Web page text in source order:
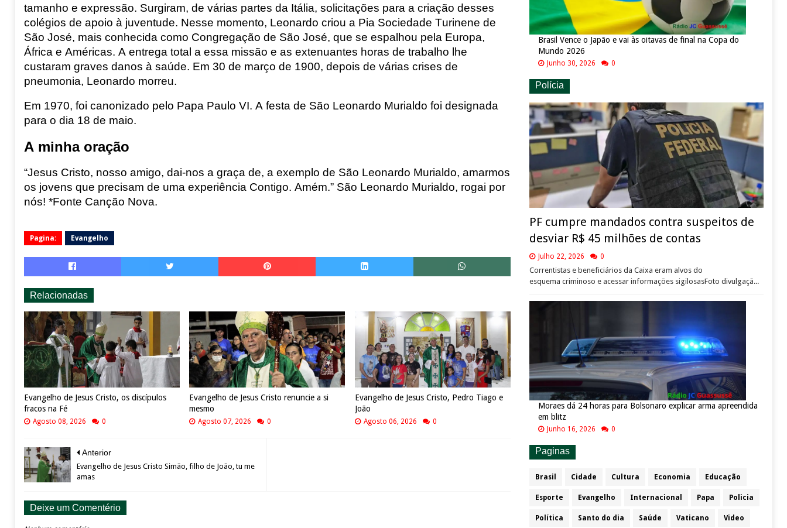
tamanho e expressão. Surgiram, de várias partes da Itália, solicitações para a criação desses
colégios de apoio à juventude. Nesse momento, Leonardo criou a Pia Sociedade Turinene de
São José, mais conhecida como Congregação de São José, que se espalhou pela Europa,
África e Américas. A entrega total a essa missão e as extenuantes horas de trabalho lhe
custaram graves danos à saúde. Em 30 de março de 1900, depois de várias crises de
pneumonia, Leonardo morreu.
Em 1970, foi canonizado pelo Papa Paulo VI. A festa de São Leonardo Murialdo foi designada
para o dia 18 de maio.
A minha oração
“Jesus Cristo, nosso amigo, dai-nos a graça de, a exemplo de São Leonardo Murialdo, amarmos
os jovens que precisam de uma experiência Contigo. Amém.” São Leonardo Murialdo, rogai por
nós! *Fonte Canção Nova.
Pagina: Evangelho
Relacionadas
Evangelho de Jesus Cristo, os discípulos
fracos na Fé
Agosto 08, 2026 0
Evangelho de Jesus Cristo renuncie a si
mesmo
Agosto 07, 2026 0
Evangelho de Jesus Cristo, Pedro Tiago e
João
Agosto 06, 2026 0
Anterior
Evangelho de Jesus Cristo Simão, filho de João, tu me
amas
Deixe um Comentério
Brasil Vence o Japão e vai às oitavas de final na Copa do
Mundo 2026
Junho 30, 2026 0
Polícia
PF cumpre mandados contra suspeitos de
desviar R$ 45 milhões de contas
Julho 22, 2026 0
Correntistas e beneficiários da Caixa eram alvos do
esquema criminoso e acessar informações sigilosasFoto divulgaçã...
Moraes dá 24 horas para Bolsonaro explicar arma apreendida
em blitz
Junho 16, 2026 0
Paginas
Brasil Cidade Cultura Economia Educação
Esporte Evangelho Internacional Papa Policia
Política Santo do dia Saúde Vaticano Video